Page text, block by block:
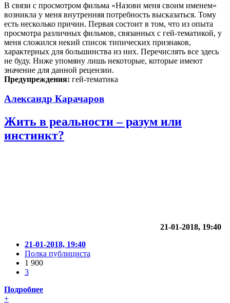
В связи с просмотром фильма «Назови меня своим именем»
возникла у меня внутренняя потребность высказаться. Тому
есть несколько причин. Первая состоит в том, что из опыта
просмотра различных фильмов, связанных с гей-тематикой, у
меня сложился некий список типических признаков,
характерных для большинства из них. Перечислять все здесь
не буду. Ниже упомяну лишь некоторые, которые имеют
значение для данной рецензии.
Предупреждения: гей-тематика
Александр Карачаров
Жить в реальности – разум или
инстинкт?
21-01-2018, 19:40
21-01-2018, 19:40
Полка публициста
1 900
3
Подробнее
+